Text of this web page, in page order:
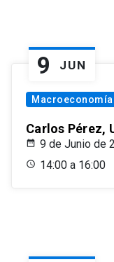
9 JUN
Macroeconomía
Carlos Pérez,
9 de Junio de
14:00 a 16:00